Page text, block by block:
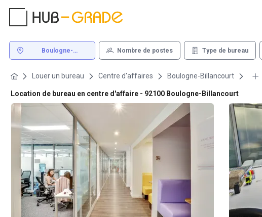
Boulogne-
Nombre de postes Type de bureau
Louer un bureau Centre d'affaires Boulogne-Billancourt
Location de bureau en centre d'affaire - 92100 Boulogne-Billancourt